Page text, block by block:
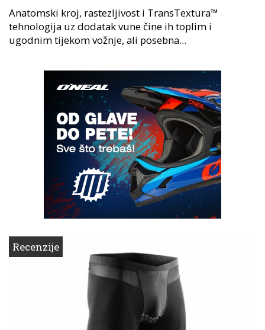
Anatomski kroj, rastezljivost i TransTextura™
tehnologija uz dodatak vune čine ih toplim i
ugodnim tijekom vožnje, ali posebna...
Recenzije